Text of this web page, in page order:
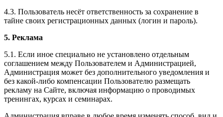
4.3. Пользователь несёт ответственность за сохранение в
тайне своих регистрационных данных (логин и пароль).
5. Реклама
5.1. Если иное специально не установлено отдельным
соглашением между Пользователем и Администрацией,
Администрация может без дополнительного уведомления и
без какой-либо компенсации Пользователю размещать
рекламу на Сайте, включая информацию о проводимых
тренингах, курсах и семинарах.